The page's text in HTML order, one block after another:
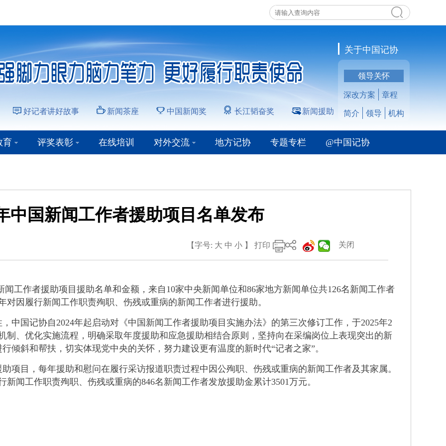
好记者讲好故事 新闻茶座 中国新闻奖 长江韬奋奖 新闻援助
关于中国记协
领导关怀
深改方案
章程
简介
领导 机构
育 评奖表彰 在线培训 对外交流 地方记协 专题专栏 @中国记协
中国新闻工作者援助项目名单发布
【字号: 大 中 小 】 打印 关闭
作者援助项目援助名单和金额，来自10家中央新闻单位和86家地方新闻单位共126名新闻工作者
因履行新闻工作职责殉职、伤残或重病的新闻工作者进行援助。
国记协自2024年起启动对《中国新闻工作者援助项目实施办法》的第三次修订工作，于2025年2
制、优化实施流程，明确采取年度援助和应急援助相结合原则，坚持向在采编岗位上表现突出的新
倾斜和帮扶，切实体现党中央的关怀，努力建设更有温度的新时代“记者之家”。
目，每年援助和慰问在履行采访报道职责过程中因公殉职、伤残或重病的新闻工作者及其家属。
闻工作职责殉职、伤残或重病的846名新闻工作者发放援助金累计3501万元。